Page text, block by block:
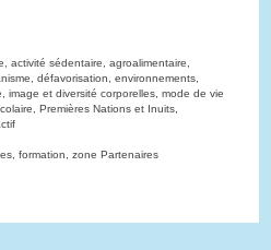
activité sédentaire, agroalimentaire,
défavorisation, environnements,
image et diversité corporelles, mode de vie
Premières Nations et Inuits,
formation, zone Partenaires